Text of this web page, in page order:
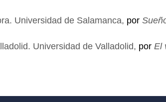
Universidad de Salamanca, por
Universidad de Valladolid, por El